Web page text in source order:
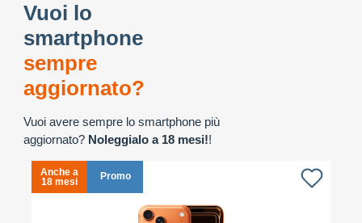
Vuoi lo
smartphone
sempre
aggiornato?
Vuoi avere sempre lo smartphone più
aggiornato? Noleggialo a 18 mesi!!
Anche a
18 mesi
Promo